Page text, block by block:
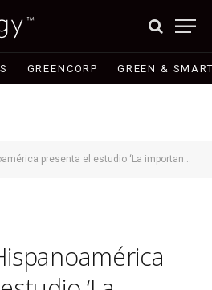
GREENCORP GREEN &
el estudio ‘La importancia de las conexiones humanas’